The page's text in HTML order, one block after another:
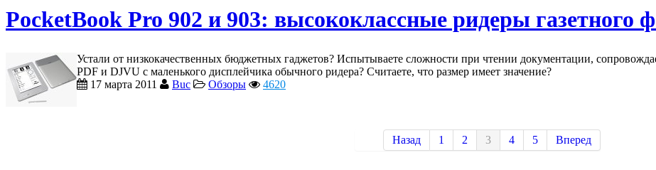
PocketBook Pro 902 и 903: высококлассные ридеры газетного
Устали от низкокачественных бюджетных гаджетов? Испытываете сложности при чтении документации,
PDF и DJVU с маленького дисплейчика обычного ридера? Считаете, что размер имеет значение?
17 марта 2011
Buc Обзоры 4620
Назад 1 2 3 4 5 Вперед